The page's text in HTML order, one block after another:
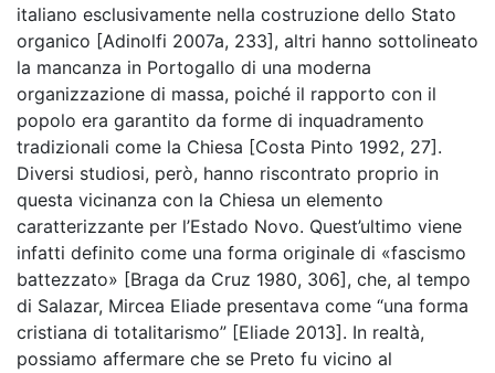
italiano esclusivamente nella costruzione dello Stato
organico [Adinolfi 2007a, 233], altri hanno sottolineato
la mancanza in Portogallo di una moderna
organizzazione di massa, poiché il rapporto con il
popolo era garantito da forme di inquadramento
tradizionali come la Chiesa [Costa Pinto 1992, 27].
Diversi studiosi, però, hanno riscontrato proprio in
questa vicinanza con la Chiesa un elemento
caratterizzante per l’Estado Novo. Quest’ultimo viene
infatti definito come una forma originale di «fascismo
battezzato» [Braga da Cruz 1980, 306], che, al tempo
di Salazar, Mircea Eliade presentava come “una forma
cristiana di totalitarismo” [Eliade 2013]. In realtà,
possiamo affermare che se Preto fu vicino al